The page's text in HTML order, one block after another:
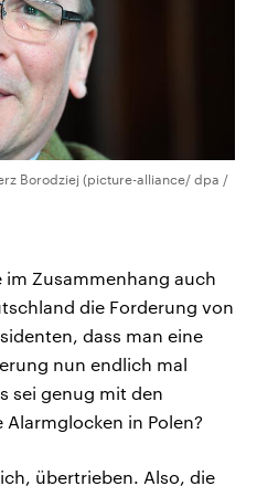
Borodziej (picture-alliance/ dpa /
im Zusammenhang auch
die Forderung von
dass man eine
nun endlich mal
sei genug mit den
in Polen?
übertrieben. Also, die